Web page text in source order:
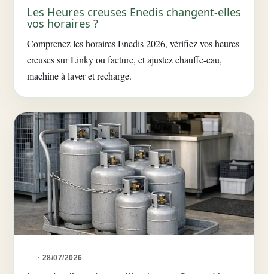
Les Heures creuses Enedis changent-elles
vos horaires ?
Comprenez les horaires Enedis 2026, vérifiez vos heures
creuses sur Linky ou facture, et ajustez chauffe-eau,
machine à laver et recharge.
· 28/07/2026